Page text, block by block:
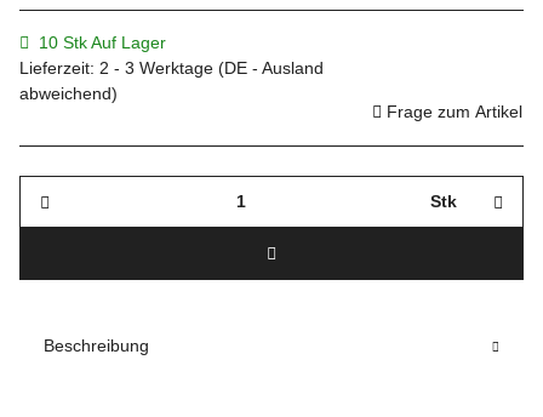
10 Stk Auf Lager
Lieferzeit: 2 - 3 Werktage (DE - Ausland
abweichend)
Frage zum Artikel
Stk
Beschreibung